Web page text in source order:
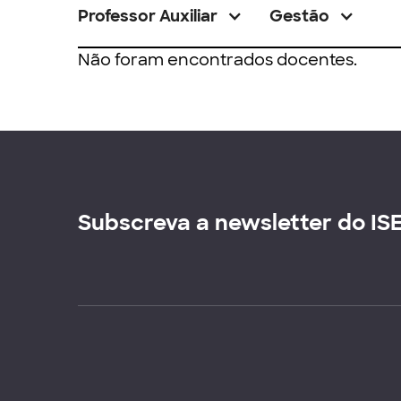
Professor Auxiliar Gestão
Não foram encontrados docentes.
Subscreva a newsletter do